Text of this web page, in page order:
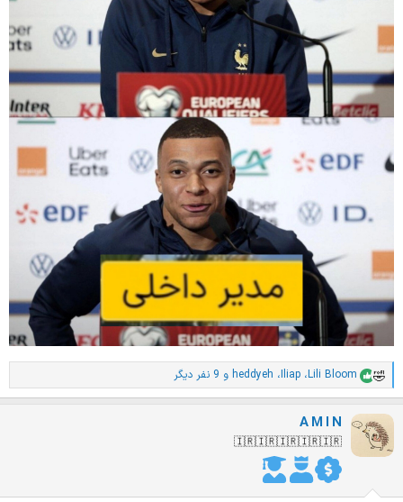
م
ت
ی
ا
ز
:
Lili Bloom، Iliap، heddyeh و 9 نفر دیگر
A M I N
🇮🇷🇮🇷🇮🇷🇮🇷🇮🇷